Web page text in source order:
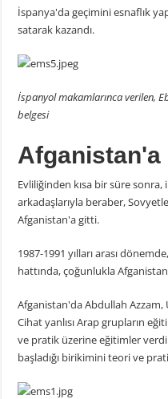
İspanya'da geçimini esnaflık
satarak kazandı.
İspanyol makamlarınca verilen,
belgesi
Evliliğinden kısa bir süre sonra,
arkadaşlarıyla beraber,
Afganistan'a gitti.
1987-1991 yılları arası
hattında, çoğunlukla
Afganistan'da Abdullah Azzam,
Cihat yanlısı Arap grupların
ve pratik üzerine eğitimler
başladığı birikimini teori ve